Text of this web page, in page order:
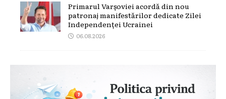
Primarul Varșoviei acordă din nou
patronaj manifestărilor dedicate Zilei
Independenței Ucrainei
06.08.2026